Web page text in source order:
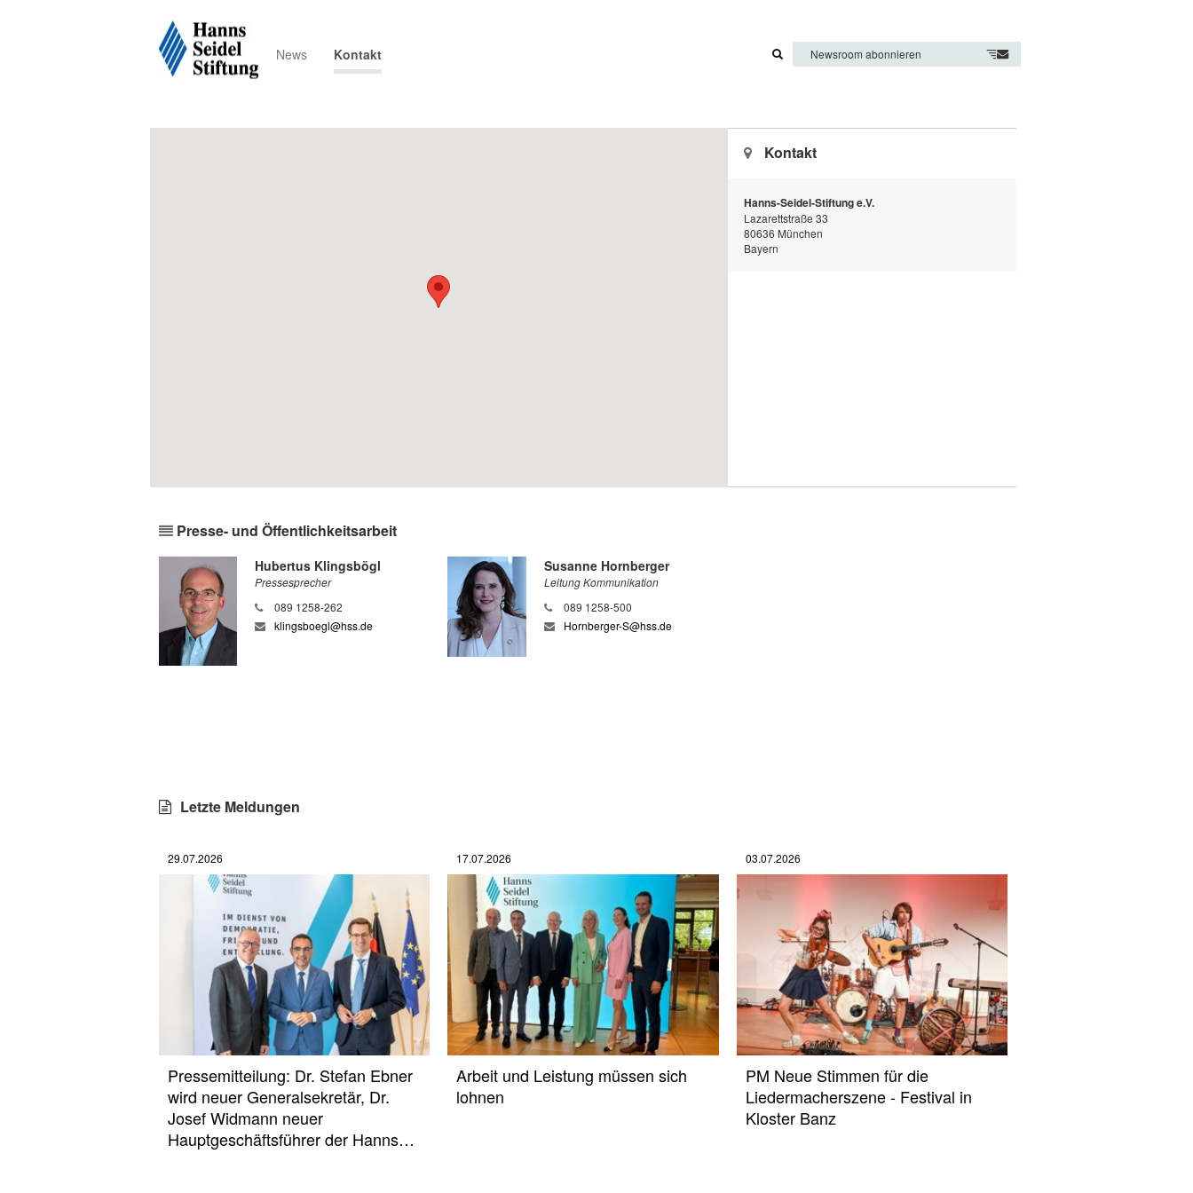
News Kontakt Newsroom abonnieren
Kontakt
Hanns-Seidel-Stiftung e.V.
Lazarettstraße 33
80636 München
Bayern
Presse- und Öffentlichkeitsarbeit
Hubertus Klingsbögl
Pressesprecher
089 1258-262
klingsboegl@hss.de
Susanne Hornberger
Leitung Kommunikation
089 1258-500
Hornberger-S@hss.de
Letzte Meldungen
29.07.2026
Pressemitteilung: Dr. Stefan Ebner
wird neuer Generalsekretär, Dr.
Josef Widmann neuer
Hauptgeschäftsführer der Hanns…
17.07.2026
Arbeit und Leistung müssen sich
lohnen
03.07.2026
PM Neue Stimmen für die
Liedermacherszene - Festival in
Kloster Banz